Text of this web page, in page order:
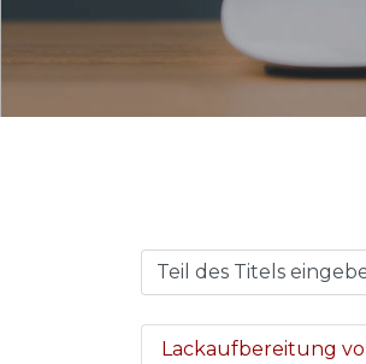
Teil des Titels eingeben
Lackaufbereitung